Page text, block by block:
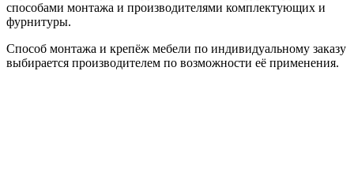
способами монтажа и производителями комплектующих и
фурнитуры.
Способ монтажа и крепёж мебели по индивидуальному заказу
выбирается производителем по возможности её применения.